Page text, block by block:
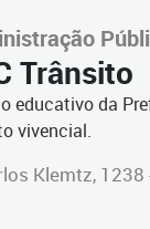
Trânsito
educativo da
vivencial.
Klemtz,